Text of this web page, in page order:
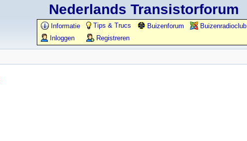
Nederlands Transistorforum
Informatie Tips & Trucs Buizenforum
Buizenradioclub
Inloggen
Registreren